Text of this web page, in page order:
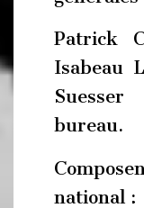
Patrick
Isabeau
bureau.
national :